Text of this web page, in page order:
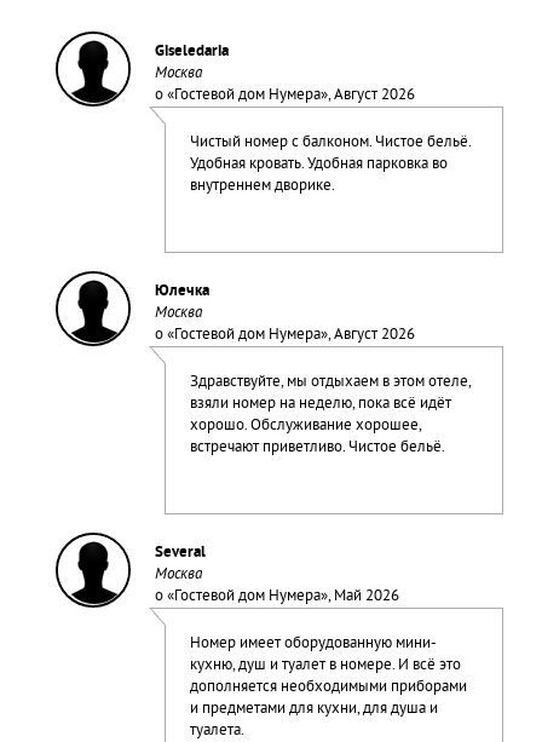
Giseledaria
Москва
о «Гостевой дом Нумера», Август 2026
Чистый номер с балконом. Чистое бельё.
Удобная кровать. Удобная парковка во
внутреннем дворике.
Юлечка
Москва
о «Гостевой дом Нумера», Август 2026
Здравствуйте, мы отдыхаем в этом отеле,
взяли номер на неделю, пока всё идёт
хорошо. Обслуживание хорошее,
встречают приветливо. Чистое бельё.
Several
Москва
о «Гостевой дом Нумера», Май 2026
Номер имеет оборудованную мини-
кухню, душ и туалет в номере. И всё это
дополняется необходимыми приборами
и предметами для кухни, для душа и
туалета.